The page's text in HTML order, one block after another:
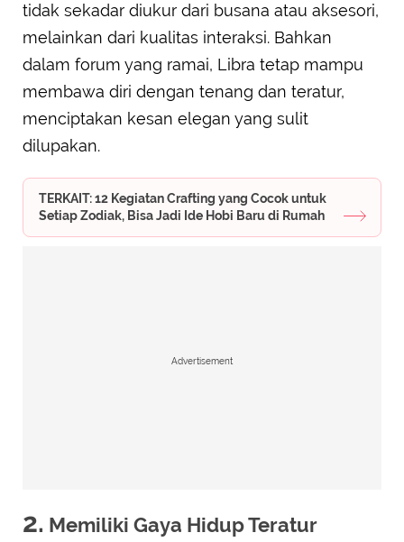
tidak sekadar diukur dari busana atau aksesori,
melainkan dari kualitas interaksi. Bahkan
dalam forum yang ramai, Libra tetap mampu
membawa diri dengan tenang dan teratur,
menciptakan kesan elegan yang sulit
dilupakan.
TERKAIT: 12 Kegiatan Crafting yang Cocok untuk
Setiap Zodiak, Bisa Jadi Ide Hobi Baru di Rumah
Advertisement
2. Memiliki Gaya Hidup Teratur